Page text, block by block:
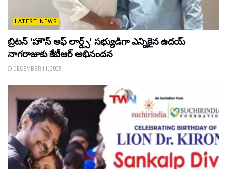
LATEST NEWS
బ్రిటన్ ‘హౌస్ ఆఫ్ లార్డ్స్’ సభ్యుడిగా ఎన్నికైన ఉదయ్
నాగరాజుకు కేటీఆర్ అభినందన
DECEMBER 11, 2025